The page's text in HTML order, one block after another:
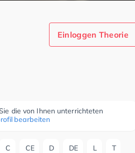
Einloggen Theorie
die von Ihnen unterrichteten
bearbeiten
C CE D DE L T